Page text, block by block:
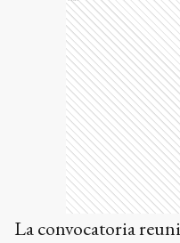
La convocatoria